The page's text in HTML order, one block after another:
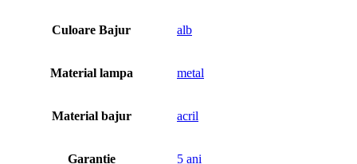
Culoare Bajur alb
Material lampa metal
Material bajur acril
Garantie 5 ani